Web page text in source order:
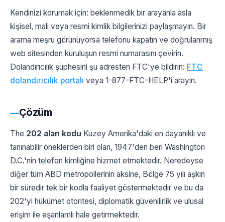
Kendinizi korumak için: beklenmedik bir arayanla asla
kişisel, mali veya resmi kimlik bilgilerinizi paylaşmayın. Bir
arama meşru görünüyorsa telefonu kapatın ve doğrulanmış
web sitesinden kuruluşun resmi numarasını çevirin.
Dolandırıcılık şüphesini şu adresten FTC'ye bildirin: FTC
dolandırıcılık portalı veya 1-877-FTC-HELP'i arayın.
Çözüm
The 202 alan kodu Kuzey Amerika'daki en dayanıklı ve
tanınabilir öneklerden biri olan, 1947'den beri Washington
D.C.'nin telefon kimliğine hizmet etmektedir. Neredeyse
diğer tüm ABD metropollerinin aksine, Bölge 75 yılı aşkın
bir süredir tek bir kodla faaliyet göstermektedir ve bu da
202'yi hükümet otoritesi, diplomatik güvenilirlik ve ulusal
erişim ile eşanlamlı hale getirmektedir.